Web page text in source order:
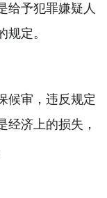
给予犯罪嫌疑人
定。
候审，违反规定
经济上的损失，